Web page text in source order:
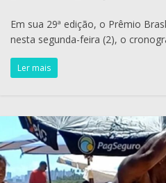
Em sua 29ª edição, o Prêmio
nesta segunda-feira (2), o
Ler mais